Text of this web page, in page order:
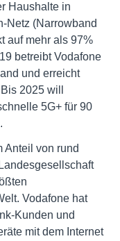
Haushalte in
Netz (Narrowband
auf mehr als 97%
betreibt Vodafone
und erreicht
2025 will
5G+ für 90
Anteil von rund
Vodafone hat
Kunden und
mit dem Internet